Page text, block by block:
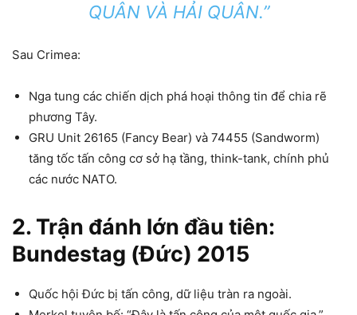
QUÂN VÀ HẢI QUÂN.”
Sau Crimea:
Nga tung các chiến dịch phá hoại thông tin để chia rẽ
phương Tây.
GRU Unit 26165 (Fancy Bear) và 74455 (Sandworm)
tăng tốc tấn công cơ sở hạ tầng, think-tank, chính phủ
các nước NATO.
2. Trận đánh lớn đầu tiên:
Bundestag (Đức) 2015
Quốc hội Đức bị tấn công, dữ liệu tràn ra ngoài.